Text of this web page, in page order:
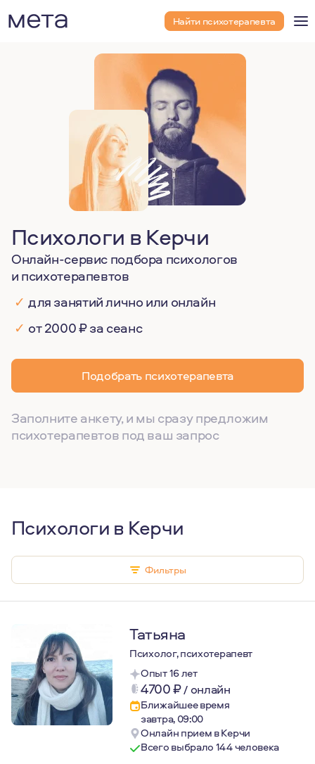
Найти психотерапевта
Психологи в Керчи
Онлайн-сервис подбора психологов
и психотерапевтов
✓ для занятий лично или онлайн
✓ от 2000 ₽ за сеанс
Подобрать психотерапевта
Заполните анкету, и мы сразу предложим
психотерапевтов под ваш запрос
Психологи в Керчи
Фильтры
Татьяна
Психолог, психотерапевт
Опыт 16 лет
4700₽/ онлайн
Ближайшее время
завтра, 09:00
Онлайн прием в Керчи
Всего выбрало 144 человека